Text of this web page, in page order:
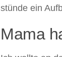
stünde ein
Mama